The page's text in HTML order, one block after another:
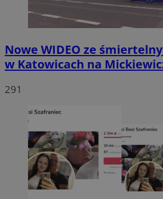
Nowe WIDEO ze
w Katowicach na
291